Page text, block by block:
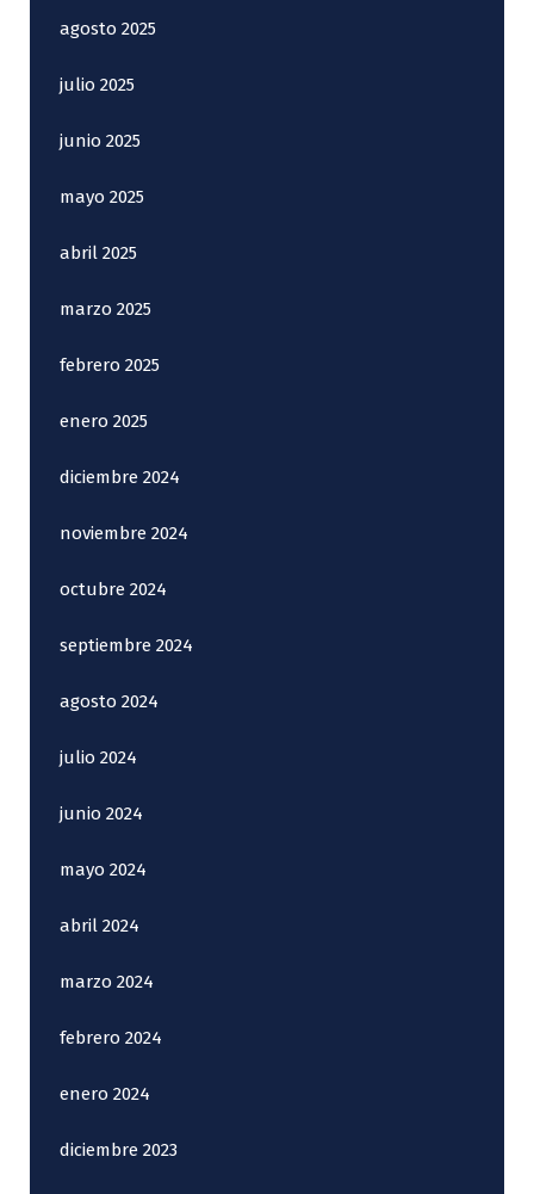
agosto 2025
julio 2025
junio 2025
mayo 2025
abril 2025
marzo 2025
febrero 2025
enero 2025
diciembre 2024
noviembre 2024
octubre 2024
septiembre 2024
agosto 2024
julio 2024
junio 2024
mayo 2024
abril 2024
marzo 2024
febrero 2024
enero 2024
diciembre 2023